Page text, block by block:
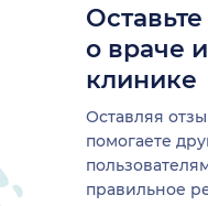
о враче
клинике
Оставляя
помогаете
правильное